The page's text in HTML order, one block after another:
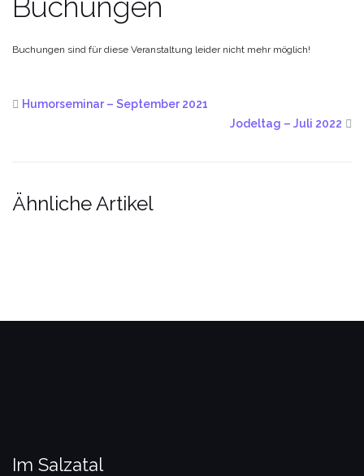
Buchungen sind für diese Veranstaltung leider nicht mehr möglich!
Humorseminar – September 2021
Jodeltag – Juli 2022
Ähnliche Artikel
Im Salzatal